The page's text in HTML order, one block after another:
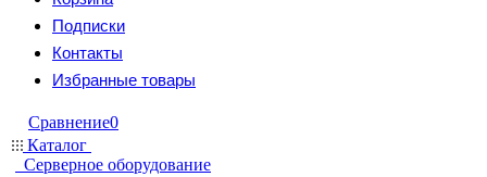
Подписки
Контакты
Избранные товары
Сравнение0
Каталог
Серверное оборудование